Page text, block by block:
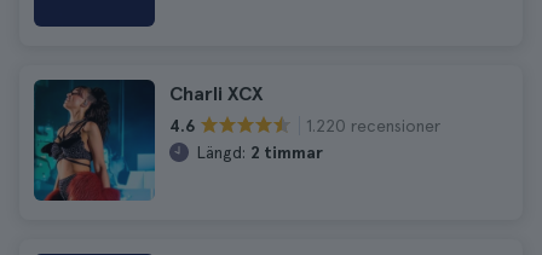
Charli XCX
4.6
1.220 recensioner
Längd: 2 timmar